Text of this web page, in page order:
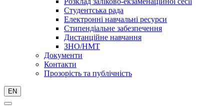
Студентська рада
Електронні навчальні ресурси
Стипендіальне забезпечення
Дистанційне навчання
ЗНО/НМТ
Документи
Контакти
Прозорість та публічність
EN